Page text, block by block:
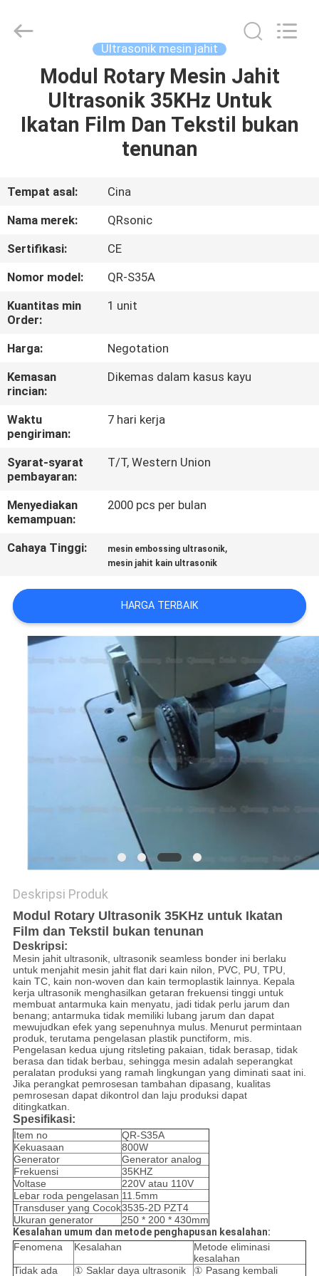
RUMAH
PRODUK
KAMI
PABRIK
KONTROL
KUALITAS
HUBUNGI
KAMI
BERITA
KASUS
PENAWARAN
HARGA
SITEMAP
Equipment
Co.,Ltd.
Ultrasonik mesin jahit
Modul Rotary Mesin Jahit
Ultrasonik 35KHz Untuk
Ikatan Film Dan Tekstil bukan
tenunan
Tempat asal:
Cina
Nama merek:
QRsonic
Sertifikasi:
CE
Nomor model:
QR-S35A
Kuantitas min
Order:
1 unit
Harga:
Negotation
Kemasan
rincian:
Dikemas dalam kasus kayu
Waktu
pengiriman:
7 hari kerja
Syarat-syarat
pembayaran:
T/T, Western Union
Menyediakan
kemampuan:
2000 pcs per bulan
Cahaya Tinggi: mesin embossing ultrasonik,
mesin jahit kain ultrasonik
HARGA TERBAIK
Deskripsi Produk
Modul Rotary Ultrasonik 35KHz untuk Ikatan
Film dan Tekstil bukan tenunan
Deskripsi:
Mesin jahit ultrasonik, ultrasonik seamless bonder ini berlaku
untuk menjahit mesin jahit flat dari kain nilon, PVC, PU, ​​TPU,
kain TC, kain non-woven dan kain termoplastik lainnya. Kepala
kerja ultrasonik menghasilkan getaran frekuensi tinggi untuk
membuat antarmuka kain menyatu, jadi tidak perlu jarum dan
benang; antarmuka tidak memiliki lubang jarum dan dapat
mewujudkan efek yang sepenuhnya mulus. Menurut permintaan
produk, terutama pengelasan plastik punctiform, mis.
Pengelasan kedua ujung ritsleting pakaian, tidak berasap, tidak
berasa dan tidak berbau, sehingga mesin adalah seperangkat
peralatan produksi yang ramah lingkungan yang diminati saat ini.
Jika perangkat pemrosesan tambahan dipasang, kualitas
pemrosesan dapat dikontrol dan laju produksi dapat
ditingkatkan.
Spesifikasi:
Item no
QR-S35A
Kekuasaan
800W
Generator
Generator analog
Frekuensi
35KHZ
Voltase
220V atau 110V
Lebar roda pengelasan 11.5mm
Transduser yang Cocok3535-2D PZT4
Ukuran generator
250 * 200 * 430mm
Kesalahan umum dan metode penghapusan kesalahan:
Fenomena
Kesalahan
Metode eliminasi
kesalahan
Tidak ada
① Saklar daya ultrasonik ① Pasang kembali